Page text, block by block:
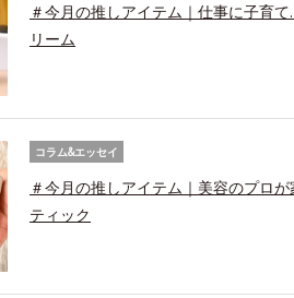
＃今月の推しアイテム｜仕事に子育
リーム
コラム&エッセイ
＃今月の推しアイテム｜美容のプロ
ティック